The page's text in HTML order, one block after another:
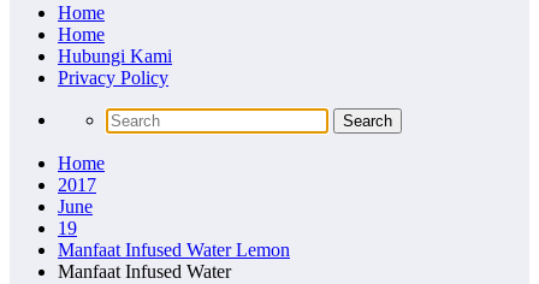
Home
Home
Hubungi Kami
Privacy Policy
Home
2017
June
19
Manfaat Infused Water Lemon
Manfaat Infused Water